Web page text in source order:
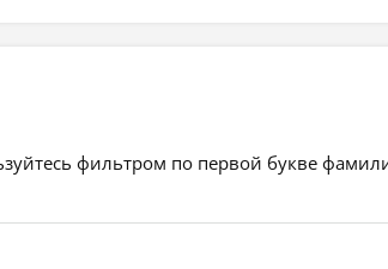
фильтром по первой букве